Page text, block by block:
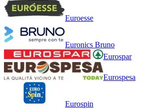
Euroesse
Euronics Bruno
Eurospar
Eurospesa
Eurospin